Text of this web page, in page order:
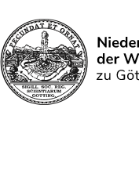
Suchen